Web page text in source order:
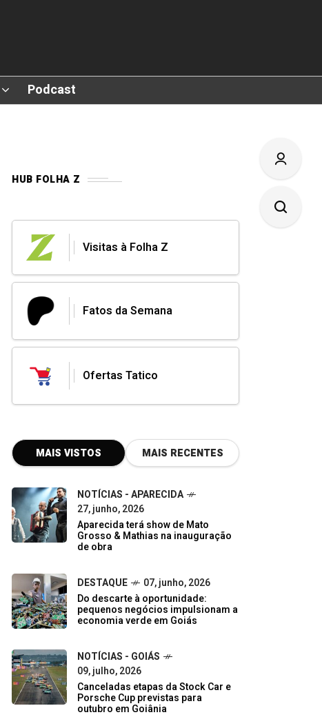
Podcast
HUB FOLHA Z
Visitas à Folha Z
Fatos da Semana
Ofertas Tatico
MAIS VISTOS MAIS RECENTES
NOTÍCIAS - APARECIDA
27, junho, 2026
Aparecida terá show de Mato
Grosso & Mathias na inauguração
de obra
DESTAQUE
07, junho, 2026
Do descarte à oportunidade:
pequenos negócios impulsionam a
economia verde em Goiás
NOTÍCIAS - GOIÁS
09, julho, 2026
Canceladas etapas da Stock Car e
Porsche Cup previstas para
outubro em Goiânia